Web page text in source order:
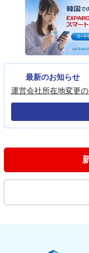
最新のお知らせ
運営会社所在地変更